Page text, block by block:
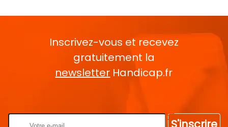
Inscrivez-vous et recevez
gratuitement la
newsletter Handicap.fr